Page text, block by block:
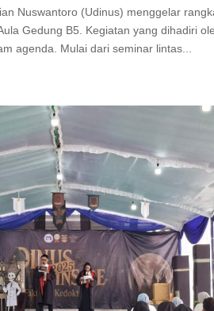
Nuswantoro (Udinus) menggelar
Gedung B5. Kegiatan yang dihadiri
agenda. Mulai dari seminar lintas...